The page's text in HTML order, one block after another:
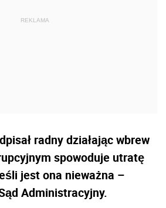
radny działając wbrew
spowoduje utratę
jest ona nieważna –
Administracyjny.